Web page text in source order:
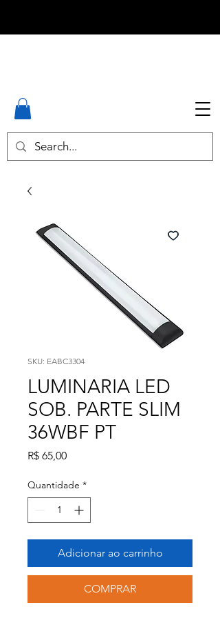
SKU: EABC3304
LUMINARIA LED
SOB. PARTE SLIM
36WBF PT
R$ 65,00Preço
Quantidade *
Adicionar ao carrinho
COMPRAR